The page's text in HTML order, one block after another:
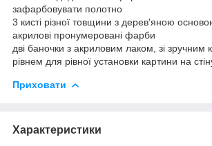
зафарбовувати полотно
3 кисті різної товщини з дерев'яною
акрилові пронумеровані фарби
дві баночки з акриловим лаком, зі зручним
рівнем для рівної установки картини на
Приховати
Характеристики